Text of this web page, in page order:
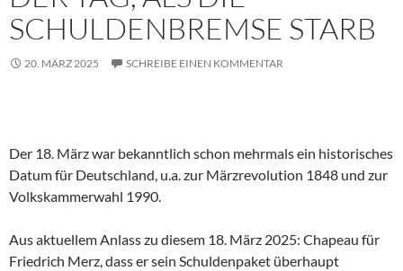
SCHULDENBREMSE STARB
20. MÄRZ 2025 SCHREIBE EINEN KOMMENTAR
Der 18. März war bekanntlich schon mehrmals ein historisches
Datum für Deutschland, u.a. zur Märzrevolution 1848 und zur
Volkskammerwahl 1990.
Aus aktuellem Anlass zu diesem 18. März 2025: Chapeau für
Friedrich Merz, dass er sein Schuldenpaket überhaupt